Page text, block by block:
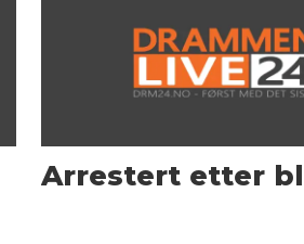
Arrestert etter